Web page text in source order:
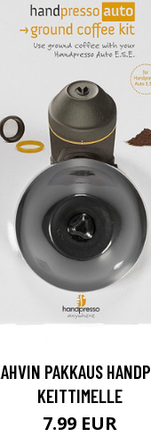
PAKKAUS
KEITTIMELLE
7.99 EUR